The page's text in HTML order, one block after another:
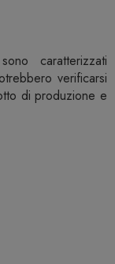
caratterizzati
verificarsi
di produzione e